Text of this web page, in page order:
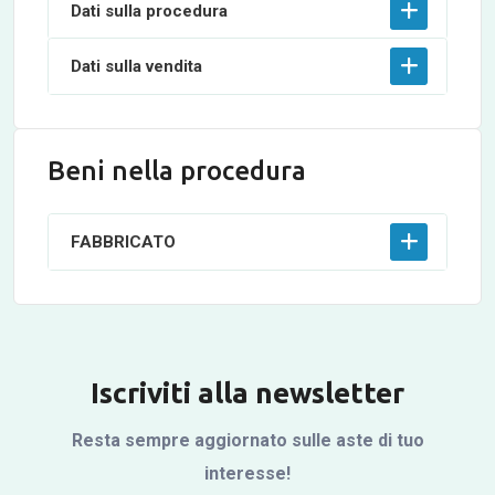
Dati sulla procedura
Dati sulla vendita
Beni nella procedura
FABBRICATO
Iscriviti alla newsletter
Resta sempre aggiornato sulle aste di tuo
interesse!